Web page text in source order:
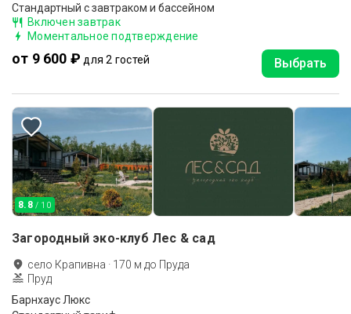
Стандартный с завтраком и бассейном
Включен завтрак
Моментальное подтверждение
от 9 600 ₽ для 2 гостей Выбрать
8.8 / 10
Загородный эко-клуб Лес & сад
село Крапивна · 170 м до Пруда
Пруд
Барнхаус Люкс